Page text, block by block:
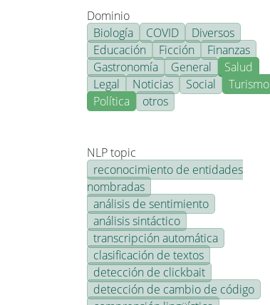
Dominio
Biología
COVID
Diversos
Educación
Ficción
Finanzas
Gastronomía
General
Salud
Legal
Noticias Social
Turismo
Política
otros
NLP topic
reconocimiento de entidades
nombradas
análisis de sentimiento
análisis sintáctico
transcripción automática
clasificación de textos
detección de clickbait
detección de cambio de código